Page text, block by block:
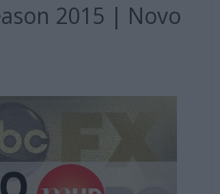
2015 | Novo